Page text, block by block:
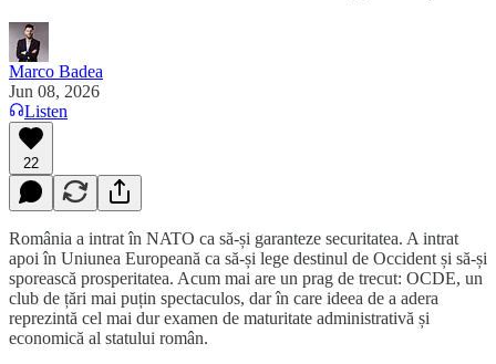
Marco Badea
Jun 08, 2026
Listen
22
România a intrat în NATO ca să-și garanteze securitatea. A intrat
apoi în Uniunea Europeană ca să-și lege destinul de Occident și să-și
sporească prosperitatea. Acum mai are un prag de trecut: OCDE, un
club de țări mai puțin spectaculos, dar în care ideea de a adera
reprezintă cel mai dur examen de maturitate administrativă și
economică al statului român.